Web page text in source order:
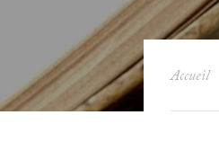
Accueil